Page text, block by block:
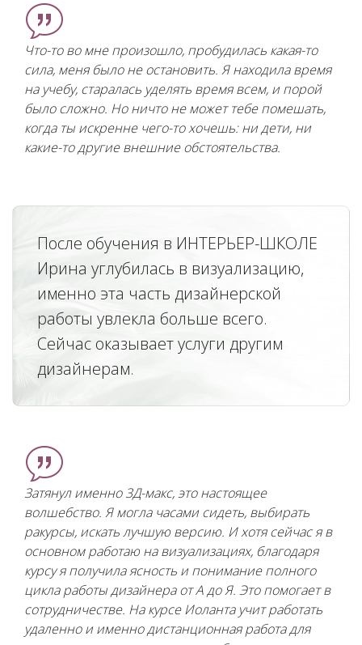
Что-то во мне произошло, пробудилась какая-то
сила, меня было не остановить. Я находила время
на учебу, старалась уделять время всем, и порой
было сложно. Но ничто не может тебе помешать,
когда ты искренне чего-то хочешь: ни дети, ни
какие-то другие внешние обстоятельства.
После обучения в ИНТЕРЬЕР-ШКОЛЕ
Ирина углубилась в визуализацию,
именно эта часть дизайнерской
работы увлекла больше всего.
Сейчас оказывает услуги другим
дизайнерам.
Затянул именно 3Д-макс, это настоящее
волшебство. Я могла часами сидеть, выбирать
ракурсы, искать лучшую версию. И хотя сейчас я в
основном работаю на визуализациях, благодаря
курсу я получила ясность и понимание полного
цикла работы дизайнера от A до Я. Это помогает в
сотрудничестве. На курсе Иоланта учит работать
удаленно и именно дистанционная работа для